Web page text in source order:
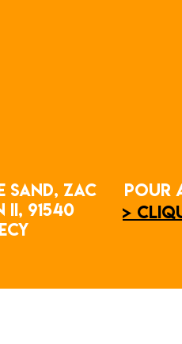
91540
>
ZAC
91540
POUR
>